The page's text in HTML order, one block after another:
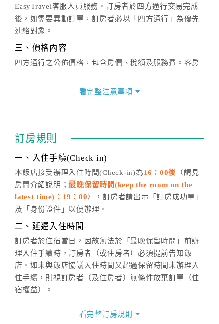
EasyTravel客服人員服務。訂房者於四方通行交易完成
後，如需要異動訂單，訂房者必以「四方通行」為優先
連絡對象。
三、價格內容
四方通行之公佈價格，包含房價、稅額及服務費。客房
價」之當日價格為標準。
話方式異動訂單。
※非客服時間之申辦異動，皆為次日計算及辦理。
五、客服時間
週一至週日，上午9:00～晚上6:00
六、聯絡方式
(07)9682715 。
看完整注意事項
訂房規則
一、入住手續(Check in)
本飯店接受辦理入住時間(Check-in)為16：00後 （請見
房間介紹說明；最晚保留時間(keep the room on the
latest time)：19：00 ），訂房者請出示「訂房成功單」
及「身份證件」以便辦理。
二、延遲入住時間
訂房者於住宿當日，因故無法於「最晚保留時間」前辦
理入住手續時，訂房者（或住房者）必須提前告知飯
店。如未與飯店協議入住時間又超過保留時間未辦理入
住手續，則視訂房者（及住房者）無條件放棄訂單（住
宿權益）。
看完整訂房規則